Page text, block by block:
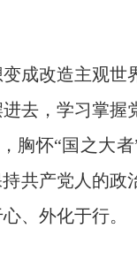
成改造主观世
去，学习掌握
胸怀“国之大
共产党人的政
、外化于行。